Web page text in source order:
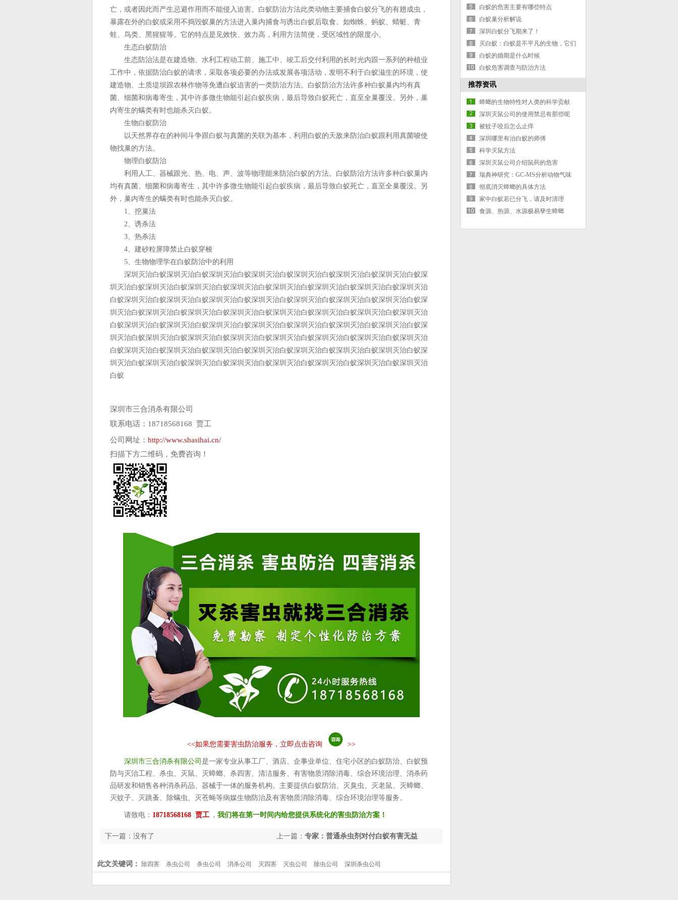
亡，或者因此而产生忌避作用而不能侵入迫害。白蚁防治方法此类动物主要捕食白蚁分飞的有翅成虫，
暴露在外的白蚁或采用不捣毁蚁巢的方法进入巢内捕食与诱出白蚁后取食。如蜘蛛、蚂蚁、蜻蜓、青
蛙、鸟类、黑猩猩等。它的特点是见效快、效力高，利用方法简便，受区域性的限度小。
生态白蚁防治
生态防治法是在建造物、水利工程动工前、施工中、竣工后交付利用的长时光内跟一系列的种植业
工作中，依据防治白蚁的请求，采取各项必要的办法或发展各项活动，发明不利于白蚁滋生的环境，使
建造物、土质堤坝跟农林作物等免遭白蚁迫害的一类防治方法。白蚁防治方法许多种白蚁巢内均有真
菌、细菌和病毒寄生，其中许多微生物能引起白蚁疾病，最后导致白蚁死亡，直至全巢覆没。另外，巢
内寄生的螨类有时也能杀灭白蚁。
生物白蚁防治
以天然界存在的种间斗争跟白蚁与真菌的关联为基本，利用白蚁的天敌来防治白蚁跟利用真菌唆使
物找巢的方法。
物理白蚁防治
利用人工、器械跟光、热、电、声、波等物理能来防治白蚁的方法。白蚁防治方法许多种白蚁巢内
均有真菌、细菌和病毒寄生，其中许多微生物能引起白蚁疾病，最后导致白蚁死亡，直至全巢覆没。另
外，巢内寄生的螨类有时也能杀灭白蚁。
1、挖巢法
2、诱杀法
3、热杀法
4、建砂粒屏障禁止白蚁穿梭
5、生物物理学在白蚁防治中的利用
深圳灭治白蚁深圳灭治白蚁深圳灭治白蚁深圳灭治白蚁深圳灭治白蚁深圳灭治白蚁深圳灭治白蚁深
圳灭治白蚁深圳灭治白蚁深圳灭治白蚁深圳灭治白蚁深圳灭治白蚁深圳灭治白蚁深圳灭治白蚁深圳灭治
白蚁深圳灭治白蚁深圳灭治白蚁深圳灭治白蚁深圳灭治白蚁深圳灭治白蚁深圳灭治白蚁深圳灭治白蚁深
圳灭治白蚁深圳灭治白蚁深圳灭治白蚁深圳灭治白蚁深圳灭治白蚁深圳灭治白蚁深圳灭治白蚁深圳灭治
白蚁深圳灭治白蚁深圳灭治白蚁深圳灭治白蚁深圳灭治白蚁深圳灭治白蚁深圳灭治白蚁深圳灭治白蚁深
圳灭治白蚁深圳灭治白蚁深圳灭治白蚁深圳灭治白蚁深圳灭治白蚁深圳灭治白蚁深圳灭治白蚁深圳灭治
白蚁深圳灭治白蚁深圳灭治白蚁深圳灭治白蚁深圳灭治白蚁深圳灭治白蚁深圳灭治白蚁深圳灭治白蚁深
圳灭治白蚁深圳灭治白蚁深圳灭治白蚁深圳灭治白蚁深圳灭治白蚁深圳灭治白蚁深圳灭治白蚁深圳灭治
白蚁
深圳市三合消杀有限公司
联系电话：18718568168 贾工
公司网址： http://www.shasihai.cn/
扫描下方二维码，免费咨询！
<<如果您需要害虫防治服务，立即点击咨询 >>
深圳市三合消杀有限公司 是一家专业从事工厂、酒店、企事业单位、住宅小区的白蚁防治、白蚁预
防与灭治工程、杀虫、灭鼠、灭蟑螂、杀四害、清洁服务、有害物质消除消毒、综合环境治理、消杀药
品研发和销售各种消杀药品、器械于一体的服务机构。主要提供白蚁防治、灭臭虫、灭老鼠、灭蟑螂、
灭蚊子、灭跳蚤、除螨虫、灭苍蝇等病媒生物防治及有害物质消除消毒、综合环境治理等服务。
请致电： 18718568168 贾工 ， 我们将在第一时间内给您提供系统化的害虫防治方案！
上一篇： 专家：普通杀虫剂对付白蚁有害无益
下一篇：没有了
此文关键词： 除四害 杀虫公司 杀虫公司 消杀公司 灭四害 灭虫公司 除虫公司 深圳杀虫公司
白蚁的危害主要有哪些特点
白蚁巢分析解说
深圳白蚁分飞期来了！
灭白蚁：白蚁是不平凡的生物，它们
充满着复杂性
白蚁的婚期是什么时候
白蚁危害调查与防治方法
推荐资讯
蟑螂的生物特性对人类的科学贡献
深圳灭鼠公司的使用禁忌有那些呢
被蚊子咬后怎么止痒
深圳哪里有治白蚁的师傅
科学灭鼠方法
深圳灭鼠公司介绍鼠药的危害
瑞典神研究：GC-MS分析动物气味
——活鸡可驱蚊
彻底消灭蟑螂的具体方法
家中白蚁若已分飞，请及时清理
食源、热源、水源极易孳生蟑螂